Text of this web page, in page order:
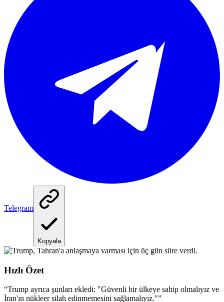
Telegram
Kopyala
Hızlı Özet
“Trump ayrıca şunları ekledi: "Güvenli bir ülkeye sahip olmalıyız ve
İran'ın nükleer silah edinmemesini sağlamalıyız."”